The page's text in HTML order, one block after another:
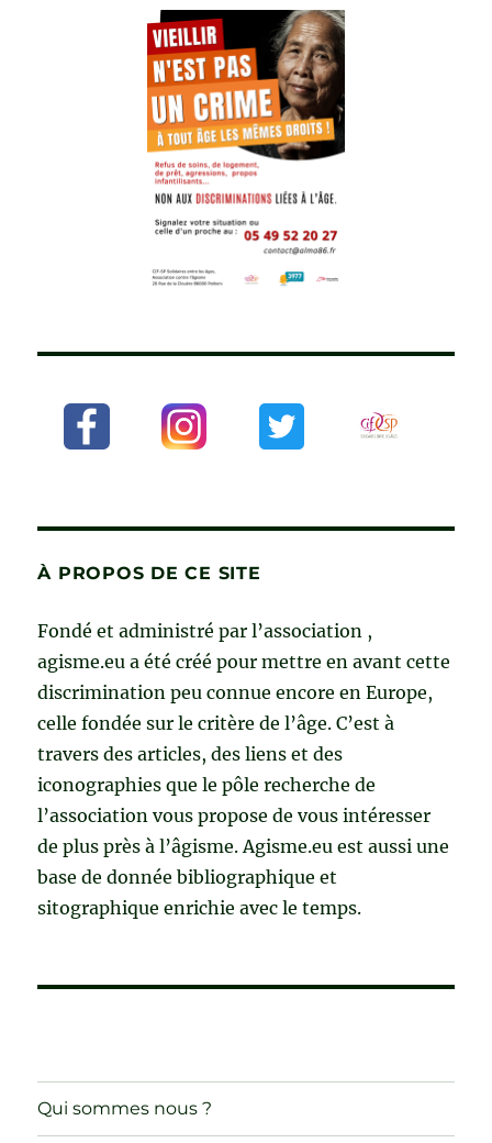
À PROPOS DE CE SITE
Fondé et administré par l’association ,
agisme.eu a été créé pour mettre en avant cette
discrimination peu connue encore en Europe,
celle fondée sur le critère de l’âge. C’est à
travers des articles, des liens et des
iconographies que le pôle recherche de
l’association vous propose de vous intéresser
de plus près à l’âgisme. Agisme.eu est aussi une
base de donnée bibliographique et
sitographique enrichie avec le temps.
Qui sommes nous ?